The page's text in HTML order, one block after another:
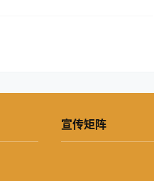
宣传矩阵